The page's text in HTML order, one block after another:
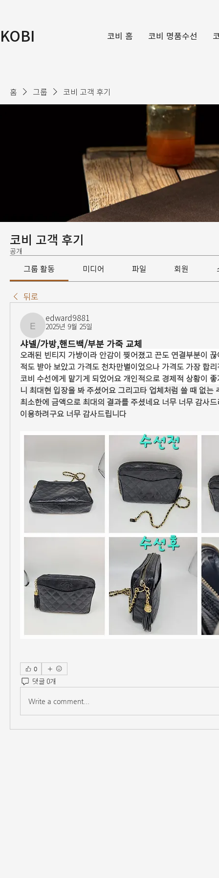
KOBI 코비 홈 코비 명품수선
홈 그룹 코비 고객 후기
코비 고객 후기
공개
그룹 활동 미디어 파일 회원
뒤로
edward9881
edward9881
2025년 9월 25일
샤넬/가방,핸드백/부분 가죽 교체
오래된 빈티지 가방이라 안감이 찢어졌고 끈도 연결부분이
적도 받아 보았고 가격도 천차만별이었으나 가격도 가장 합
니 최대현 입장을 봐 주셨어요 그리고타 업체처럼 쓸 때 없는
최소한에 금액으로 최대의 결과를 주셨네요 너무 너무 감사
이용하려구요 너무 감사드립니다
0
댓글 0개
Write a comment...